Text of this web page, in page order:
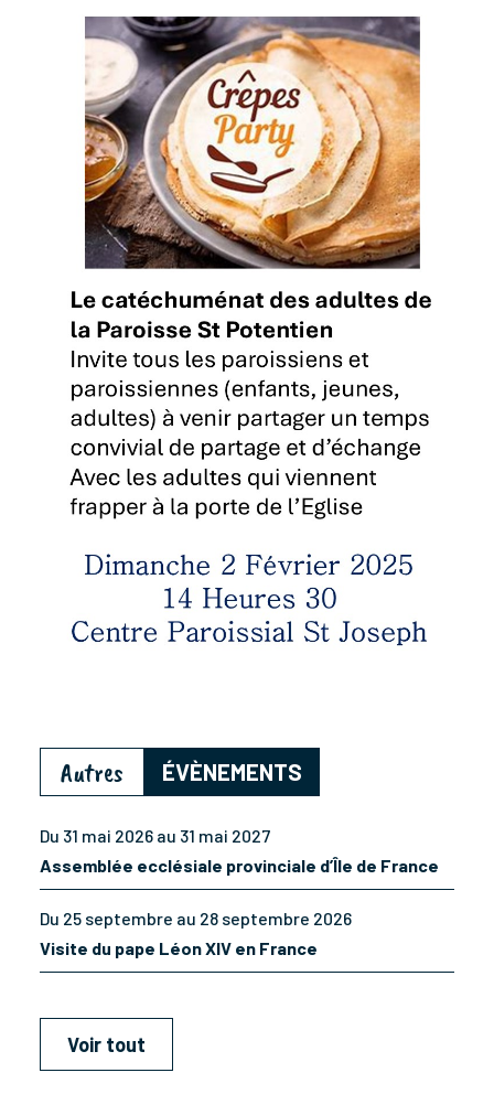
Autres ÉVÈNEMENTS
Du 31 mai 2026 au 31 mai 2027
Assemblée ecclésiale provinciale d’Île de France
Du 25 septembre au 28 septembre 2026
Visite du pape Léon XIV en France
Voir tout